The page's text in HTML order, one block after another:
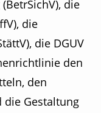
die
die
die DGUV
den
den
die Gestaltung